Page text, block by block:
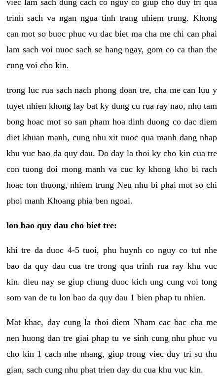
trinh sach va ngan ngua tinh trang nhiem trung. Khong
can mot so buoc phuc vu dac biet ma cha me chi can phai
lam sach voi nuoc sach se hang ngay, gom co ca than the
cung voi cho kin.
trong luc rua sach nach phong doan tre, cha me can luu y
tuyet nhien khong lay bat ky dung cu rua ray nao, nhu tam
bong hoac mot so san pham hoa dinh duong co dac diem
diet khuan manh, cung nhu xit nuoc qua manh dang nhap
khu vuc bao da quy dau. Do day la thoi ky cho kin cua tre
con tuong doi mong manh va cuc ky khong kho bi rach
hoac ton thuong, nhiem trung Neu nhu bi phai mot so chi
phoi manh Khoang phia ben ngoai.
lon bao quy dau cho biet tre:
khi tre da duoc 4-5 tuoi, phu huynh co nguy co tut nhe
bao da quy dau cua tre trong qua trinh rua ray khu vuc
kin. dieu nay se giup chung duoc kich ung cung voi tong
som van de tu lon bao da quy dau 1 bien phap tu nhien.
Mat khac, day cung la thoi diem Nham cac bac cha me
nen huong dan tre giai phap tu ve sinh cung nhu phuc vu
cho kin 1 cach nhe nhang, giup trong viec duy tri su thu
gian, sach cung nhu phat trien day du cua khu vuc kin.